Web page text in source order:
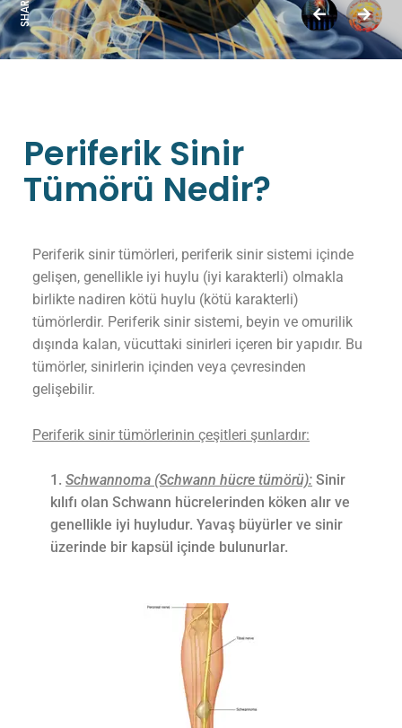
SHARE:
Periferik Sinir
Tümörü Nedir?
Periferik sinir tümörleri, periferik sinir sistemi içinde
gelişen, genellikle iyi huylu (iyi karakterli) olmakla
birlikte nadiren kötü huylu (kötü karakterli)
tümörlerdir. Periferik sinir sistemi, beyin ve omurilik
dışında kalan, vücuttaki sinirleri içeren bir yapıdır. Bu
tümörler, sinirlerin içinden veya çevresinden
gelişebilir.
Periferik sinir tümörlerinin çeşitleri şunlardır:
Schwannoma (Schwann hücre tümörü): Sinir
kılıfı olan Schwann hücrelerinden köken alır ve
genellikle iyi huyludur. Yavaş büyürler ve sinir
üzerinde bir kapsül içinde bulunurlar.